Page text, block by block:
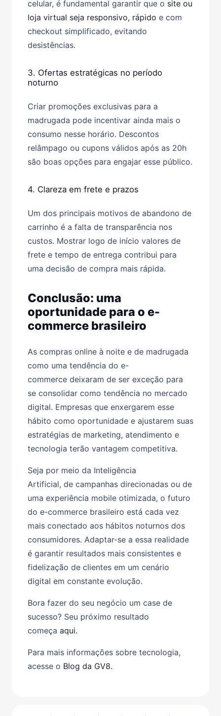
celular, é fundamental garantir que o site ou
loja virtual seja responsivo, rápido e com
checkout simplificado, evitando
desistências.
3. Ofertas estratégicas no período
noturno
Criar promoções exclusivas para a
madrugada pode incentivar ainda mais o
consumo nesse horário. Descontos
relâmpago ou cupons válidos após as 20h
são boas opções para engajar esse público.
4. Clareza em frete e prazos
Um dos principais motivos de abandono de
carrinho é a falta de transparência nos
custos. Mostrar logo de início valores de
frete e tempo de entrega contribui para
uma decisão de compra mais rápida.
Conclusão: uma
oportunidade para o e-
commerce brasileiro
As compras online à noite e de madrugada
como uma tendência do e-
commerce deixaram de ser exceção para
se consolidar como tendência no mercado
digital. Empresas que enxergarem esse
hábito como oportunidade e ajustarem suas
estratégias de marketing, atendimento e
tecnologia terão vantagem competitiva.
Seja por meio da Inteligência
Artificial, de campanhas direcionadas ou de
uma experiência mobile otimizada, o futuro
do e-commerce brasileiro está cada vez
mais conectado aos hábitos noturnos dos
consumidores. Adaptar-se a essa realidade
é garantir resultados mais consistentes e
fidelização de clientes em um cenário
digital em constante evolução.
Bora fazer do seu negócio um case de
sucesso? Seu próximo resultado
começa aqui.
Para mais informações sobre tecnologia,
acesse o Blog da GV8.